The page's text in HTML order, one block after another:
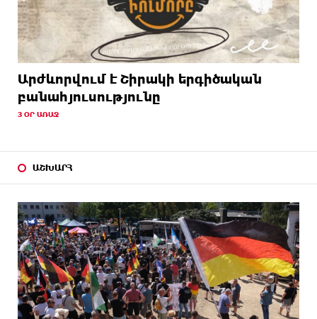
Արժևորվում է Շիրակի երգիծական
բանահյուսությունը
3 ՕՐ ԱՌԱՋ
ԱՇԽԱՐՀ